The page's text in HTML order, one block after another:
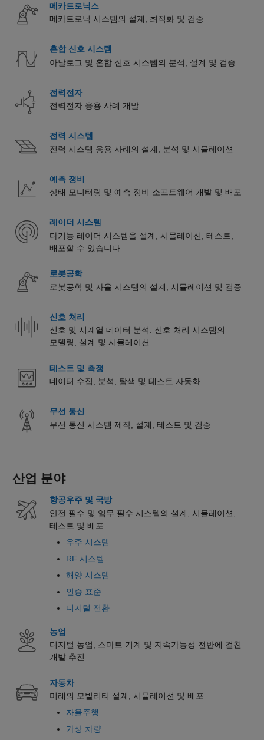
메카트로닉스
메카트로닉 시스템의 설계, 최적화 및 검증
혼합 신호 시스템
아날로그 및 혼합 신호 시스템의 분석, 설계 및 검증
전력전자
전력전자 응용 사례 개발
전력 시스템
전력 시스템 응용 사례의 설계, 분석 및 시뮬레이션
예측 정비
상태 모니터링 및 예측 정비 소프트웨어 개발 및 배포
레이더 시스템
다기능 레이더 시스템을 설계, 시뮬레이션, 테스트,
배포할 수 있습니다
로봇공학
로봇공학 및 자율 시스템의 설계, 시뮬레이션 및 검증
신호 처리
신호 및 시계열 데이터 분석. 신호 처리 시스템의
모델링, 설계 및 시뮬레이션
테스트 및 측정
데이터 수집, 분석, 탐색 및 테스트 자동화
무선 통신
무선 통신 시스템 제작, 설계, 테스트 및 검증
산업 분야
항공우주 및 국방
안전 필수 및 임무 필수 시스템의 설계, 시뮬레이션,
테스트 및 배포
우주 시스템
RF 시스템
해양 시스템
인증 표준
디지털 전환
농업
디지털 농업, 스마트 기계 및 지속가능성 전반에 걸친
개발 추진
자동차
미래의 모빌리티 설계, 시뮬레이션 및 배포
자율주행
가상 차량